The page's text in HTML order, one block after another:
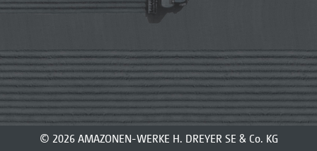
© 2026 AMAZONEN-WERKE H. DREYER SE & Co. KG